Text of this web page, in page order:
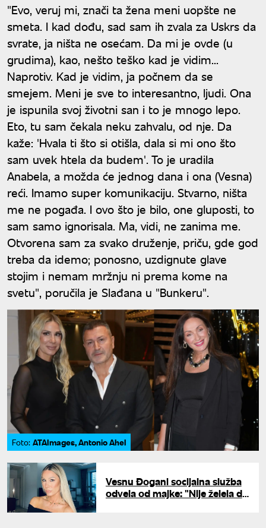
"Evo, veruj mi, znači ta žena meni uopšte ne
smeta. I kad dođu, sad sam ih zvala za Uskrs da
svrate, ja ništa ne osećam. Da mi je ovde (u
grudima), kao, nešto teško kad je vidim...
Naprotiv. Kad je vidim, ja počnem da se
smejem. Meni je sve to interesantno, ljudi. Ona
je ispunila svoj životni san i to je mnogo lepo.
Eto, tu sam čekala neku zahvalu, od nje. Da
kaže: 'Hvala ti što si otišla, dala si mi ono što
sam uvek htela da budem'. To je uradila
Anabela, a možda će jednog dana i ona (Vesna)
reći. Imamo super komunikaciju. Stvarno, ništa
me ne pogađa. I ovo što je bilo, one gluposti, to
sam samo ignorisala. Ma, vidi, ne zanima me.
Otvorena sam za svako druženje, priču, gde god
treba da idemo; ponosno, uzdignute glave
stojim i nemam mržnju ni prema kome na
svetu", poručila je Slađana u "Bunkeru".
Foto: ATAImages, Antonio Ahel
Vesnu Đogani socijalna služba
odvela od majke: "Nije želela da